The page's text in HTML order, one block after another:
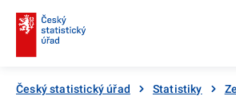
Český statistický úřad Statistiky